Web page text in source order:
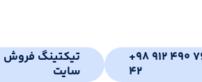
+98 912 490
42
تیکتینگ فروش
سایت